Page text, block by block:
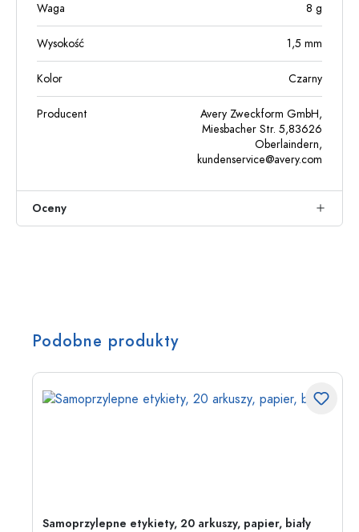
Waga 8 g
Wysokość 1,5 mm
Kolor Czarny
Producent
Avery Zweckform GmbH,
Miesbacher Str. 5,83626
Oberlaindern,
kundenservice@avery.com
Oceny
Podobne produkty
Samoprzylepne etykiety, 20 arkuszy, papier, biały